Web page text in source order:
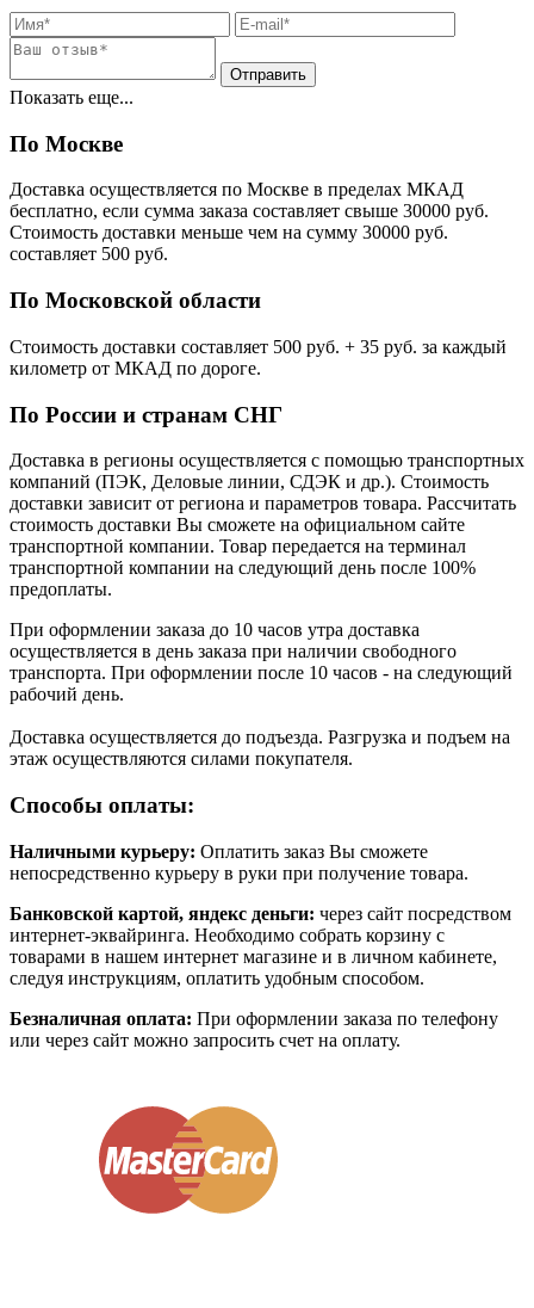
Показать еще...
По Москве
Доставка осуществляется по Москве в пределах МКАД
бесплатно, если сумма заказа составляет свыше 30000 руб.
Стоимость доставки меньше чем на сумму 30000 руб.
cоставляет 500 руб.
По Московской области
Стоимость доставки cоставляет 500 руб. + 35 руб. за каждый
километр от МКАД по дороге.
По России и странам СНГ
Доставка в регионы осуществляется с помощью транспортных
компаний (ПЭК, Деловые линии, СДЭК и др.). Стоимость
доставки зависит от региона и параметров товара. Рассчитать
стоимость доставки Вы сможете на официальном сайте
транспортной компании. Товар передается на терминал
транспортной компании на следующий день после 100%
предоплаты.
При оформлении заказа до 10 часов утра доставка
осуществляется в день заказа при наличии свободного
транспорта. При оформлении после 10 часов - на следующий
рабочий день.
Доставка осуществляется до подъезда. Разгрузка и подъем на
этаж осуществляются силами покупателя.
Способы оплаты:
Наличными курьеру: Оплатить заказ Вы сможете
непосредственно курьеру в руки при получение товара.
Банковской картой, яндекс деньги: через сайт посредством
интернет-эквайринга. Необходимо собрать корзину с
товарами в нашем интернет магазине и в личном кабинете,
следуя инструкциям, оплатить удобным способом.
Безналичная оплата: При оформлении заказа по телефону
или через сайт можно запросить счет на оплату.